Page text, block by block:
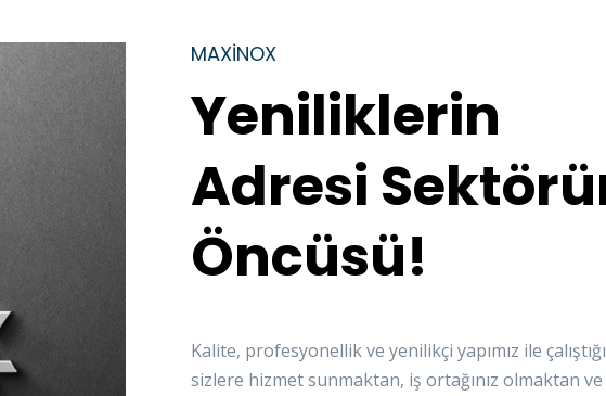
MAXINOX
Yeniliklerin
Adresi
Öncüsü!
Kalite, profesyonellik ve yenilikçi yapımız ile
sizlere hizmet sunmaktan, iş ortağınız olmaktan